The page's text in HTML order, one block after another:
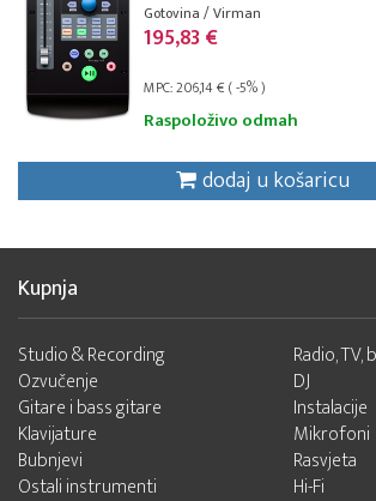
Gotovina / Virman
195,83 €
MPC: 206,14 € ( -5% )
Raspoloživo odmah
dodaj u košaricu
Kupnja
Studio & Recording
Ozvučenje
Gitare i bass gitare
Klavijature
Bubnjevi
Ostali instrumenti
Radio,
DJ
Instalacije
Mikrofoni
Rasvjeta
Hi-Fi